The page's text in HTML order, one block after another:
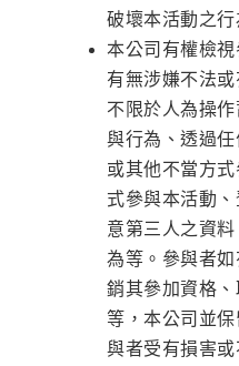
破壞本活動之行
本公司有權檢
有無涉嫌不法
不限於人為操
與行為、透過
或其他不當方
式參與本活動
意第三人之資
為等。參與者
銷其參加資格
等，本公司並
與者受有損害